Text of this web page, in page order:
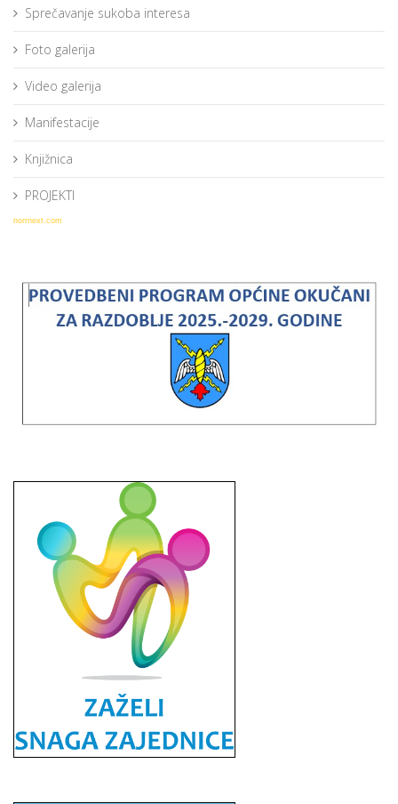
Sprečavanje sukoba interesa
Foto galerija
Video galerija
Manifestacije
Knjižnica
PROJEKTI
norrnext.com